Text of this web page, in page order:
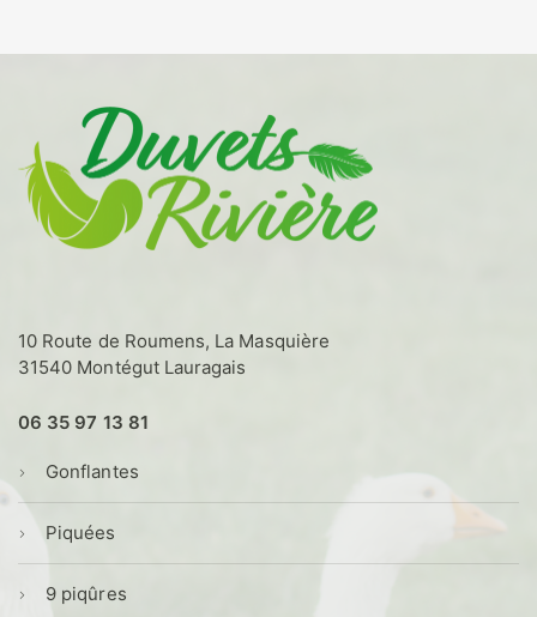
peuvent
être
choisies
sur
la
10 Route de Roumens, La Masquière
31540 Montégut Lauragais
06 35 97 13 81
Gonflantes
Piquées
9 piqûres